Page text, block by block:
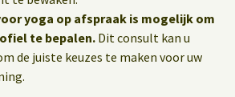
yoga op afspraak is mogelijk om
te bepalen. Dit consult kan u
de juiste keuzes te maken voor uw